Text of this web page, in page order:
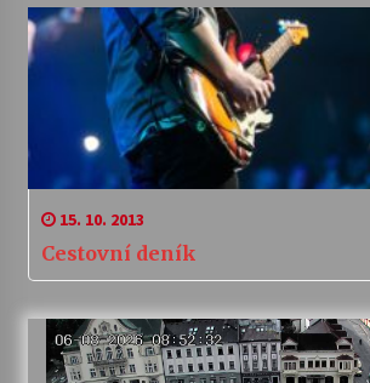
15. 10. 2013
Cestovní deník